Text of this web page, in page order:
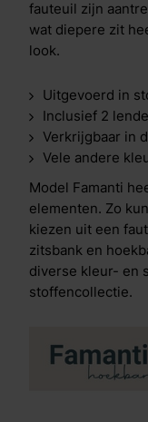
fauteuil zijn
wat diepere zit
look.
Uitgevoerd in
Inclusief 2
Verkrijgbaar in
Vele andere
Model Famanti
elementen. Zo
kiezen uit een
zitsbank en
diverse kleur- en
stoffencollectie.